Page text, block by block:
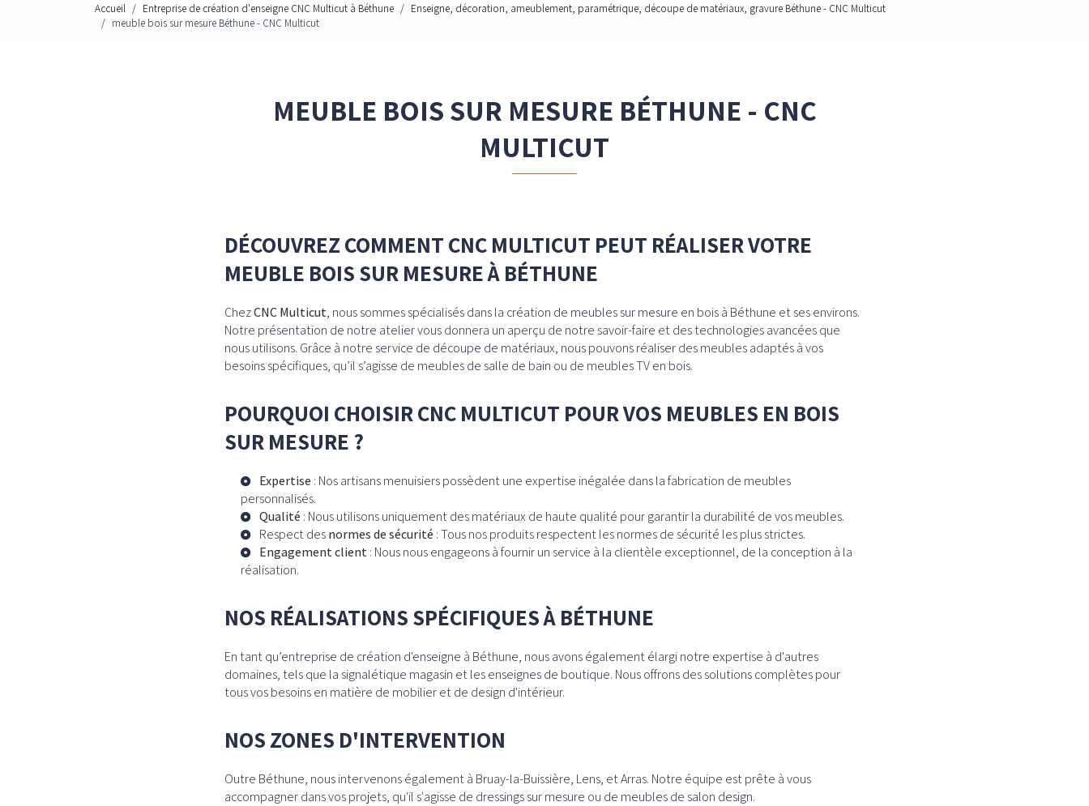
Accueil Entreprise de création d'enseigne CNC Multicut à Béthune
Enseigne, décoration, ameublement, paramétrique, découpe de matériaux, gravure Béthune - CNC Multicut
meuble bois sur mesure Béthune - CNC Multicut
MEUBLE BOIS SUR MESURE BÉTHUNE - CNC
MULTICUT
DÉCOUVREZ COMMENT CNC MULTICUT PEUT RÉALISER VOTRE
MEUBLE BOIS SUR MESURE À BÉTHUNE
ChezCNC Multicut, nous sommes spécialisés dans la création de meubles sur mesure en bois à Béthune et ses environs.
Notre présentation de notre ateliervous donnera un aperçu de notre savoir-faire et des technologies avancées que
nous utilisons. Grâce à notre service de découpe de matériaux, nous pouvons réaliser des meubles adaptés à vos
besoins spécifiques, qu’il s’agisse de meubles de salle de bain ou de meubles TV en bois.
POURQUOI CHOISIR CNC MULTICUT POUR VOS MEUBLES EN BOIS
SUR MESURE ?
Expertise : Nos artisansmenuisierspossèdent une expertise inégalée dans la fabrication de meubles
personnalisés.
Qualité : Nous utilisons uniquement des matériaux de haute qualité pour garantir la durabilité de vos meubles.
Respect desnormes de sécurité : Tous nos produits respectent les normes de sécurité les plus strictes.
Engagement client : Nous nous engageons à fournir un service à la clientèle exceptionnel, de la conception à la
réalisation.
NOS RÉALISATIONS SPÉCIFIQUES À BÉTHUNE
En tant qu’entreprise de création d'enseigne à Béthune, nous avons également élargi notre expertise à d'autres
domaines, tels que la signalétique magasin et lesenseignes de boutique. Nous offrons des solutions complètes pour
tous vos besoins en matière de mobilier et de design d'intérieur.
NOS ZONES D'INTERVENTION
Outre Béthune, nous intervenons également à Bruay-la-Buissière, Lens, et Arras. Notre équipe est prête à vous
accompagner dans vos projets, qu'il s'agisse de dressings sur mesure ou de meubles de salon design.